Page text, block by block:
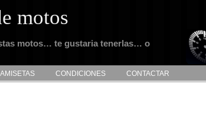
motos
motos… te gustaria tenerlas… o
CONDICIONES CONTACTAR